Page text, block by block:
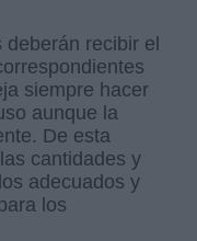
recibir el
siempre hacer
aunque la
De esta
cantidades y
adecuados y
los